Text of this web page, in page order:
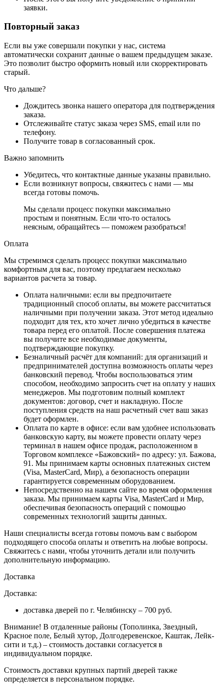
заявки.
Повторный заказ
Если вы уже совершали покупки у нас, система
автоматически сохранит данные о вашем предыдущем заказе.
Это позволит быстро оформить новый или скорректировать
старый.
Что дальше?
Дождитесь звонка нашего оператора для подтверждения
заказа.
Отслеживайте статус заказа через SMS, email или по
телефону.
Получите товар в согласованный срок.
Важно запомнить
Убедитесь, что контактные данные указаны правильно.
Если возникнут вопросы, свяжитесь с нами — мы
всегда готовы помочь.
Мы сделали процесс покупки максимально
простым и понятным. Если что-то осталось
неясным, обращайтесь — поможем разобраться!
Оплата
Мы стремимся сделать процесс покупки максимально
комфортным для вас, поэтому предлагаем несколько
вариантов расчета за товар.
Оплата наличными: если вы предпочитаете
традиционный способ оплаты, вы можете рассчитаться
наличными при получении заказа. Этот метод идеально
подходит для тех, кто хочет лично убедиться в качестве
товара перед его оплатой. После совершения платежа
вы получите все необходимые документы,
подтверждающие покупку.
Безналичный расчёт для компаний: для организаций и
предпринимателей доступна возможность оплаты через
банковский перевод. Чтобы воспользоваться этим
способом, необходимо запросить счет на оплату у наших
менеджеров. Мы подготовим полный комплект
документов: договор, счет и накладную. После
поступления средств на наш расчетный счет ваш заказ
будет оформлен.
Оплата по карте в офисе: если вам удобнее использовать
банковскую карту, вы можете провести оплату через
терминал в нашем офисе продаж, расположенном в
Торговом комплексе «Бажовский» по адресу: ул. Бажова,
91. Мы принимаем карты основных платежных систем
(Visa, MasterCard, Мир), а безопасность операции
гарантируется современным оборудованием.
Непосредственно на нашем сайте во время оформления
заказа. Мы принимаем карты Visa, MasterCard и Мир,
обеспечивая безопасность операций с помощью
современных технологий защиты данных.
Наши специалисты всегда готовы помочь вам с выбором
подходящего способа оплаты и ответить на любые вопросы.
Свяжитесь с нами, чтобы уточнить детали или получить
дополнительную информацию.
Доставка
Доставка:
доставка дверей по г. Челябинску – 700 руб.
Внимание! В отдаленные районы (Тополинка, Звездный,
Красное поле, Белый хутор, Долгодеревенское, Каштак, Лейк-
сити и т.д.) – стоимость доставки согласуется в
индивидуальном порядке.
Стоимость доставки крупных партий дверей также
определяется в персональном порядке.